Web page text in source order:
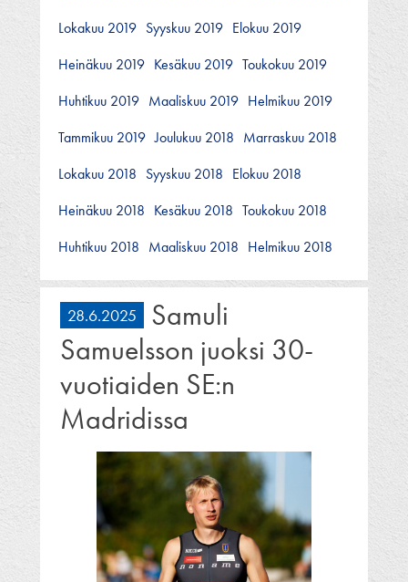
Lokakuu 2019 Syyskuu 2019 Elokuu 2019
Heinäkuu 2019 Kesäkuu 2019 Toukokuu 2019
Huhtikuu 2019 Maaliskuu 2019 Helmikuu 2019
Tammikuu 2019 Joulukuu 2018 Marraskuu 2018
Lokakuu 2018 Syyskuu 2018 Elokuu 2018
Heinäkuu 2018 Kesäkuu 2018 Toukokuu 2018
Huhtikuu 2018 Maaliskuu 2018 Helmikuu 2018
28.6.2025
Samuli
Samuelsson juoksi 30-
vuotiaiden SE:n
Madridissa